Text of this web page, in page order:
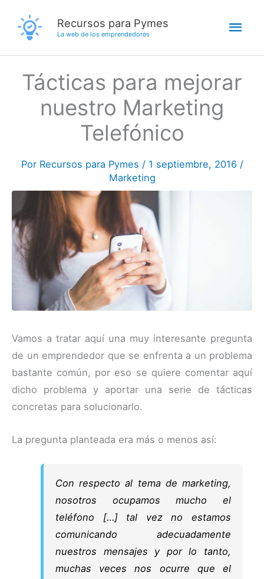
contenido
Recursos para Pymes
La web de los emprendedores
Tácticas para mejorar
nuestro Marketing
Telefónico
Por Recursos para Pymes / 1 septiembre, 2016 /
Marketing
Vamos a tratar aquí una muy interesante pregunta
de un emprendedor que se enfrenta a un problema
bastante común, por eso se quiere comentar aquí
dicho problema y aportar una serie de tácticas
concretas para solucionarlo.
La pregunta planteada era más o menos así:
Con respecto al tema de marketing,
nosotros ocupamos mucho el
teléfono […] tal vez no estamos
comunicando adecuadamente
nuestros mensajes y por lo tanto,
muchas veces nos ocurre que el